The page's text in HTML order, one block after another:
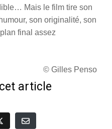
Mais le film tire son
son originalité, son
final assez
© Gilles Penso
article